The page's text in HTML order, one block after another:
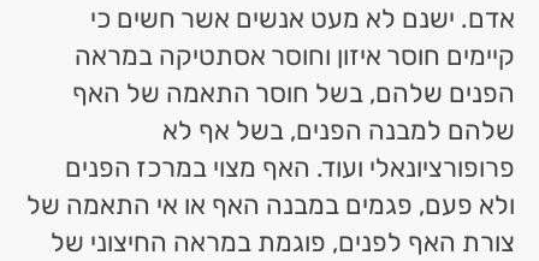
אדם. ישנם לא מעט אנשים אשר חשים כי
קיימים חוסר איזון וחוסר אסתטיקה במראה
הפנים שלהם, בשל חוסר התאמה של האף
שלהם למבנה הפנים, בשל אף לא
פרופורציונאלי ועוד. האף מצוי במרכז הפנים
ולא פעם, פגמים במבנה האף או אי התאמה של
צורת האף לפנים, פוגמת במראה החיצוני של